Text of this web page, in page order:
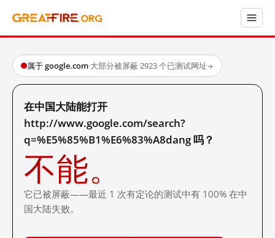
属于 google.com·大部分被屏蔽·2923 个已测试网址→
在中国大陆能打开
http://www.google.com/search?
q=%E5%85%B1%E6%83%A8dang 吗？
不能。
它已被屏蔽——最近 1 次有定论的测试中有 100% 在中
国大陆失败。